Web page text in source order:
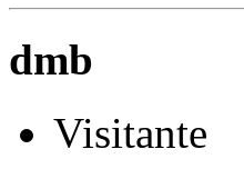
dmb
Visitante